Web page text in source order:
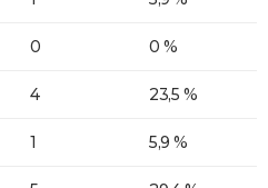
0 0 %
4 23,5 %
1 5,9 %